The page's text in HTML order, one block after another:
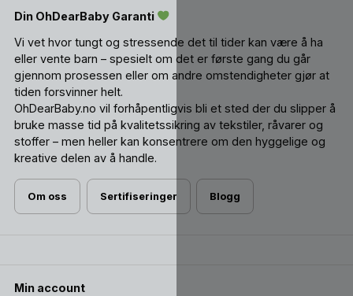
Din OhDearBaby Garanti
Vi vet hvor tungt og stressende det til tider kan være å ha
eller vente barn – spesielt om det er første gang du går
gjennom prosessen eller om andre omstendigheter gjør at
tiden forsvinner helt.
OhDearBaby.no vil forhåpentligvis bli et sted der du slipper å
bruke masse tid på kvalitetssikring av tekstiler, råvarer og
stoffer – men heller kan konsentrere om den hyggelige og
kreative delen av å handle.
Om oss Sertifiseringer Blogg
Min account